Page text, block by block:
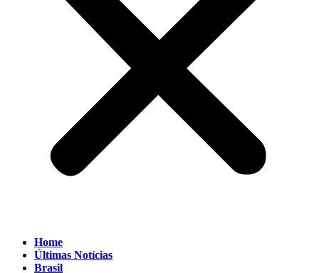
Home
Últimas Notícias
Brasil